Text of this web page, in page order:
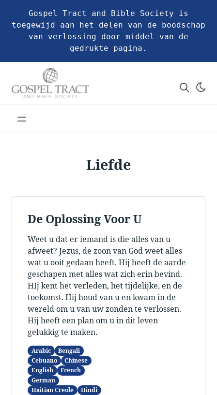
Gospel Tract and Bible Society is
toegewijd aan het delen van de boodschap
van verlossing door middel van de
gedrukte pagina.
Liefde
De Oplossing Voor U
Weet u dat er iemand is die alles van u
afweet? Jezus, de zoon van God weet alles
wat u ooit gedaan heeft. Hij heeft de aarde
geschapen met alles wat zich erin bevind.
HIj kent het verleden, het tijdelijke, en de
toekomst. Hij houd van u en kwam in de
wereld om u van uw zonden te verlossen.
Hij heeft een plan om u in dit leven
gelukkig te maken.
Arabic
Bengali
Cebuano
Chinese
English
French
German
Haitian Creole
Hindi